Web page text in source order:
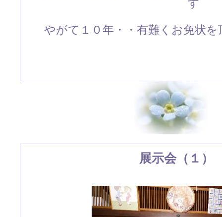
す
やがて１０年・・有難くお免状
展示会（１）